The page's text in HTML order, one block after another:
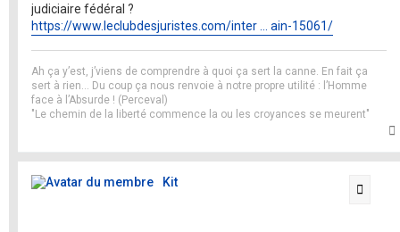
judiciaire fédéral ?
https://www.leclubdesjuristes.com/inter ... ain-15061/
Ah ça y’est, j’viens de comprendre à quoi ça sert la canne. En fait ça
sert à rien… Du coup ça nous renvoie à notre propre utilité : l’Homme
face à l’Absurde ! (Perceval)
"Le chemin de la liberté commence la ou les croyances se meurent"
Kit